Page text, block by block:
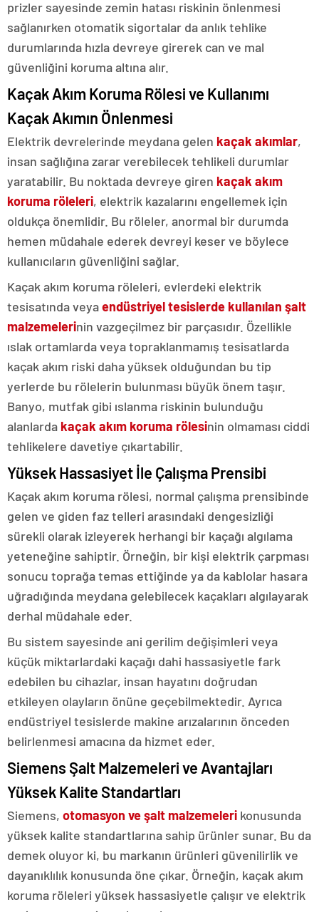
prizler sayesinde zemin hatası riskinin önlenmesi
sağlanırken otomatik sigortalar da anlık tehlike
durumlarında hızla devreye girerek can ve mal
güvenliğini koruma altına alır.
Kaçak Akım Koruma Rölesi ve Kullanımı
Kaçak Akımın Önlenmesi
Elektrik devrelerinde meydana gelen kaçak akımlar,
insan sağlığına zarar verebilecek tehlikeli durumlar
yaratabilir. Bu noktada devreye giren kaçak akım
koruma röleleri, elektrik kazalarını engellemek için
oldukça önemlidir. Bu röleler, anormal bir durumda
hemen müdahale ederek devreyi keser ve böylece
kullanıcıların güvenliğini sağlar.
Kaçak akım koruma röleleri, evlerdeki elektrik
tesisatında veyaendüstriyel tesislerde kullanılan şalt
malzemelerinin vazgeçilmez bir parçasıdır. Özellikle
ıslak ortamlarda veya topraklanmamış tesisatlarda
kaçak akım riski daha yüksek olduğundan bu tip
yerlerde bu rölelerin bulunması büyük önem taşır.
Banyo, mutfak gibi ıslanma riskinin bulunduğu
alanlarda kaçak akım koruma rölesinin olmaması ciddi
tehlikelere davetiye çıkartabilir.
Yüksek Hassasiyet İle Çalışma Prensibi
Kaçak akım koruma rölesi, normal çalışma prensibinde
gelen ve giden faz telleri arasındaki dengesizliği
sürekli olarak izleyerek herhangi bir kaçağı algılama
yeteneğine sahiptir. Örneğin, bir kişi elektrik çarpması
sonucu toprağa temas ettiğinde ya da kablolar hasara
uğradığında meydana gelebilecek kaçakları algılayarak
derhal müdahale eder.
Bu sistem sayesinde ani gerilim değişimleri veya
küçük miktarlardaki kaçağı dahi hassasiyetle fark
edebilen bu cihazlar, insan hayatını doğrudan
etkileyen olayların önüne geçebilmektedir. Ayrıca
endüstriyel tesislerde makine arızalarının önceden
belirlenmesi amacına da hizmet eder.
Siemens Şalt Malzemeleri ve Avantajları
Yüksek Kalite Standartları
Siemens, otomasyon ve şalt malzemeleri konusunda
yüksek kalite standartlarına sahip ürünler sunar. Bu da
demek oluyor ki, bu markanın ürünleri güvenilirlik ve
dayanıklılık konusunda öne çıkar. Örneğin, kaçak akım
koruma röleleri yüksek hassasiyetle çalışır ve elektrik